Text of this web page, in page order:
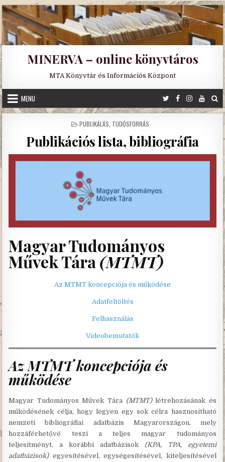
Skip
to
content
MINERVA – online könyvtáros
MTA Könyvtár és Információs Központ
MENU
POSTED
PUBLIKÁLÁS TUDÓSFORRÁS
Publikációs lista, bibliográfia
Magyar Tudományos
Művek Tára (MTMT)
Az MTMT koncepciója és működése
Adatfeltöltés
Felhasználás
Videobemutatók
Az MTMT koncepciója és
működése
Magyar Tudományos Művek Tára (MTMT)létrehozásának és
működésének célja, hogy legyen egy sok célra hasznosítható
nemzeti bibliográfiai adatbázis Magyarországon, mely
hozzáférhetővé teszi a teljes magyar tudományos
teljesítményt, a korábbi adatbázisok (KPA, TPA, egyetemi
adatbázisok)egyesítésével, egységesítésével, kiteljesítésével